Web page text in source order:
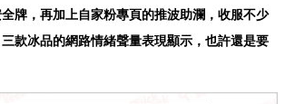
牌，再加上自家粉專頁的推波助瀾，收服不少
三款冰品的網路情緒聲量表現顯示，也許還是要